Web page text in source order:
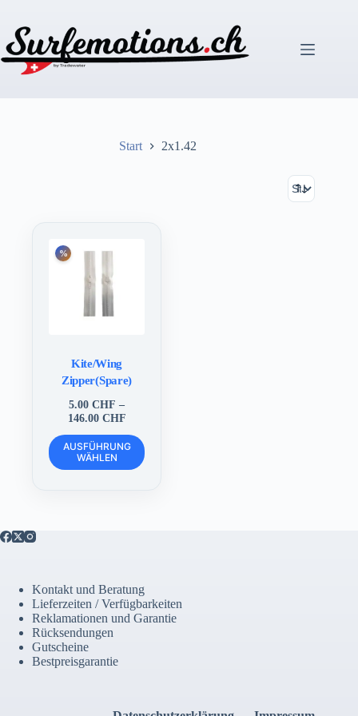
springen
Start 2x1.42
Kite/Wing
Zipper(Spare)
5.00CHF –
146.00 CHFPreisspanne:
bis
146.00 CHF
AUSFÜHRUNG
WÄHLEN
Dieses
Produkt
weist
der
Produktseite
gewählt
werden
Kontakt und Beratung
Lieferzeiten / Verfügbarkeiten
Reklamationen und Garantie
Rücksendungen
Gutscheine
Bestpreisgarantie